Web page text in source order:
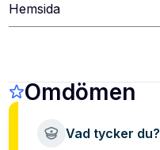
Hemsida
Omdömen
Vad tycker du?